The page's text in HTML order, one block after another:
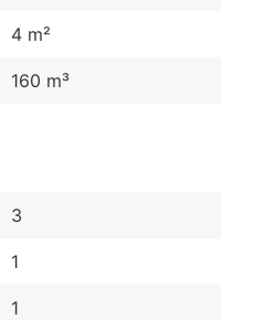
4 m²
160 m³
3
1
1